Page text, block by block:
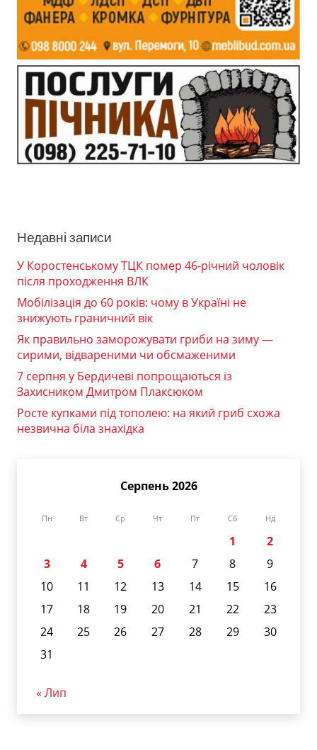
Недавні записи
У Коростенському ТЦК помер 46-річний чоловік
після проходження ВЛК
Мобілізація до 60 років: чому в Україні не
знижують граничний вік
Як правильно заморожувати гриби на зиму —
сирими, відвареними чи обсмаженими
7 серпня у Бердичеві попрощаються із
Захисником Дмитром Плаксюком
Росте купками під тополею: на який гриб схожа
незвична біла знахідка
Серпень 2026
Пн Вт Ср Чт Пт Сб Нд
1
2
3
4 5 6 7 8
9
10
11 12 13 14 15
16
17
18 19 20 21 22
23
24
25 26 27 28 29
30
31
« Лип